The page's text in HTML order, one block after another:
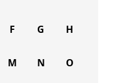
F G H
M N O